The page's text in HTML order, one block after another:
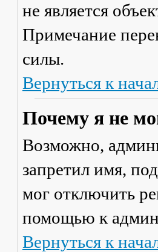
не является
Примечание
силы.
Вернуться к
Почему я не
Возможно,
запретил имя,
мог отключить
помощью к
Вернуться к